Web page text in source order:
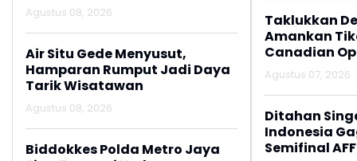
Agustus 08, 2026
Air Situ Gede Menyusut,
Hamparan Rumput Jadi Daya
Tarik Wisatawan
Agustus 08, 2026
Biddokkes Polda Metro Jaya
Taklukkan
Amankan
Canadian
Agustus 07, 2026
Ditahan
Indonesia
Semifinal